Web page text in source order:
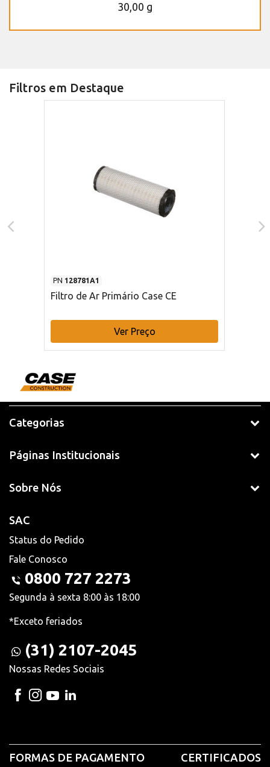
30,00 g
Filtros em Destaque
PN 128781A1
Filtro de Ar Primário Case CE
Ver Preço
Categorias
Páginas Institucionais
Sobre Nós
SAC
Status do Pedido
Fale Conosco
0800 727 2273
Segunda à sexta 8:00 às 18:00
*Exceto feriados
(31) 2107-2045
Nossas Redes Sociais
FORMAS DE PAGAMENTO CERTIFICADOS